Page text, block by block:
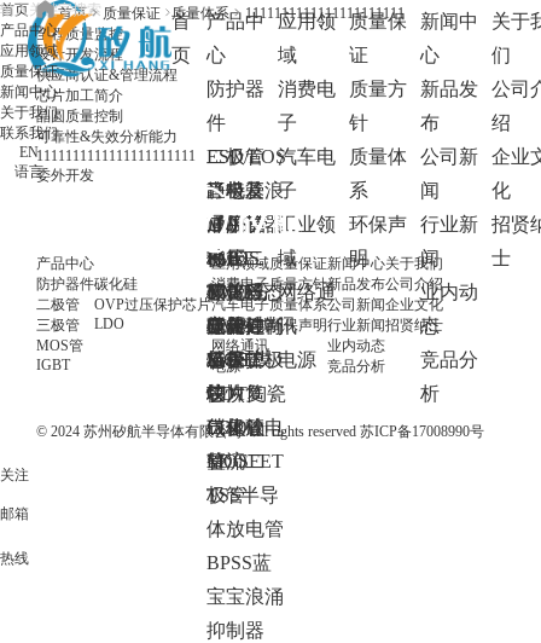
首
页
产品中
心
防护器
件
ESD/EOS
静电及浪
涌防护器
件
TVS瞬态
电压抑制
二极管
GDT陶瓷
气体放电
管
TSS半导
体放电管
BPSS蓝
宝宝浪涌
抑制器
二极管
肖特基
二极管
稳压二
极管
开关二
极管
快恢复
二极管
整流二
极管
三极管
通用三
极管
开关三
极管
MOS管
PMOS
NMOS
Dual
MOS
IGBT
IGBT分
立器件
IGBT模
块
碳化硅
碳化硅肖
特基二极
管
碳化硅
MOSFET
OVP过
压保护
芯片
LDO
LDO
应用领
域
消费电
子
汽车电
子
工业领
域
网络通
讯
电源
质量保
证
质量方
针
质量体
系
环保声
明
新闻中
心
新品发
布
公司新
闻
行业新
闻
业内动
态
竞品分
析
关于
们
公司
绍
企业
化
招贤
士
首页
产品中心
应用领域
质量保证
新闻中心
关于我们
联系我们
EN
语言
首页 质量保证 质量体系
1111111111111111111111
全程质量监控
设计开发流程
供应商认证&管理流程
芯片加工简介
晶圆质量控制
可靠性&失效分析能力
1111111111111111111111
委外开发
产品中心
防护器件
二极管
三极管
MOS管
IGBT
碳化硅
OVP过压保护芯片
LDO
应用领域
消费电子
汽车电子
工业领域
网络通讯
电源
质量保证
质量方针
质量体系
环保声明
新闻中心
新品发布
公司新闻
行业新闻
业内动态
竞品分析
关于我们
公司介绍
企业文化
招贤纳士
© 2024 苏州矽航半导体有限公司. All rights reserved 苏ICP备17008990号
关注
邮箱
热线